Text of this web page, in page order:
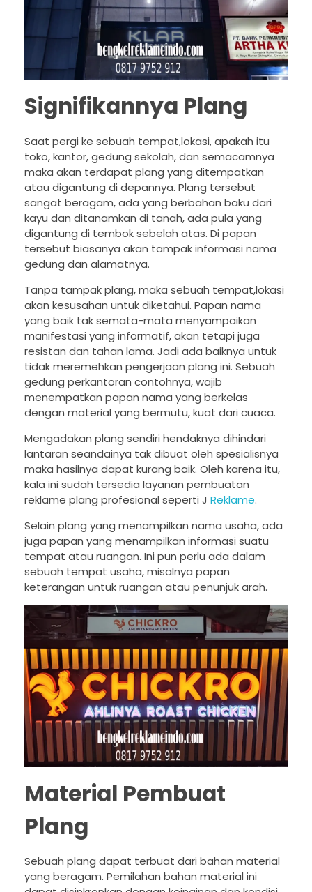
Signifikannya Plang
Saat pergi ke sebuah tempat,lokasi, apakah itu
toko, kantor, gedung sekolah, dan semacamnya
maka akan terdapat plang yang ditempatkan
atau digantung di depannya. Plang tersebut
sangat beragam, ada yang berbahan baku dari
kayu dan ditanamkan di tanah, ada pula yang
digantung di tembok sebelah atas. Di papan
tersebut biasanya akan tampak informasi nama
gedung dan alamatnya.
Tanpa tampak plang, maka sebuah tempat,lokasi
akan kesusahan untuk diketahui. Papan nama
yang baik tak semata-mata menyampaikan
manifestasi yang informatif, akan tetapi juga
resistan dan tahan lama. Jadi ada baiknya untuk
tidak meremehkan pengerjaan plang ini. Sebuah
gedung perkantoran contohnya, wajib
menempatkan papan nama yang berkelas
dengan material yang bermutu, kuat dari cuaca.
Mengadakan plang sendiri hendaknya dihindari
lantaran seandainya tak dibuat oleh spesialisnya
maka hasilnya dapat kurang baik. Oleh karena itu,
kala ini sudah tersedia layanan pembuatan
reklame plang profesional seperti J Reklame.
Selain plang yang menampilkan nama usaha, ada
juga papan yang menampilkan informasi suatu
tempat atau ruangan. Ini pun perlu ada dalam
sebuah tempat usaha, misalnya papan
keterangan untuk ruangan atau penunjuk arah.
Material Pembuat
Plang
Sebuah plang dapat terbuat dari bahan material
yang beragam. Pemilahan bahan material ini